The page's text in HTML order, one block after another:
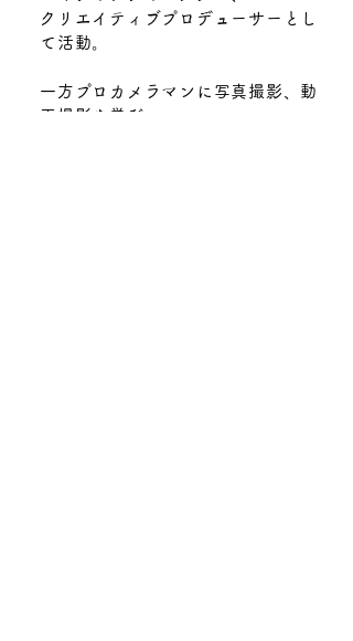
クリエイティブプロデューサーとし
て活動。
一方プロカメラマンに写真撮影、動
画撮影を学び、